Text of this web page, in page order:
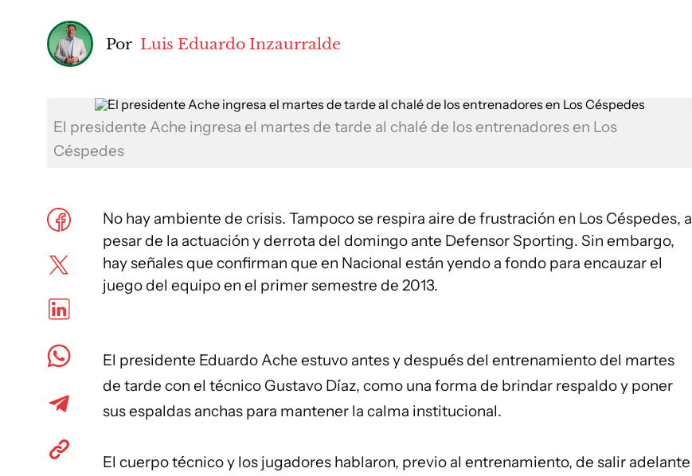
Por Luis Eduardo Inzaurralde
El presidente Ache ingresa el martes de tarde al chalé de los entrenadores en Los
Céspedes
No hay ambiente de crisis. Tampoco se respira aire de frustración en Los Céspedes, a
pesar de la actuación y derrota del domingo ante Defensor Sporting. Sin embargo,
hay señales que confirman que en Nacional están yendo a fondo para encauzar el
juego del equipo en el primer semestre de 2013.
El presidente Eduardo Ache estuvo antes y después del entrenamiento del martes
de tarde con el técnico Gustavo Díaz, como una forma de brindar respaldo y poner
sus espaldas anchas para mantener la calma institucional.
El cuerpo técnico y los jugadores hablaron, previo al entrenamiento, de salir adelante